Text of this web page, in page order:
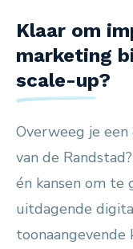
Klaar om
marketing
scale-up?
Overweeg je
van de
én kansen om te
uitdagende
toonaangevende